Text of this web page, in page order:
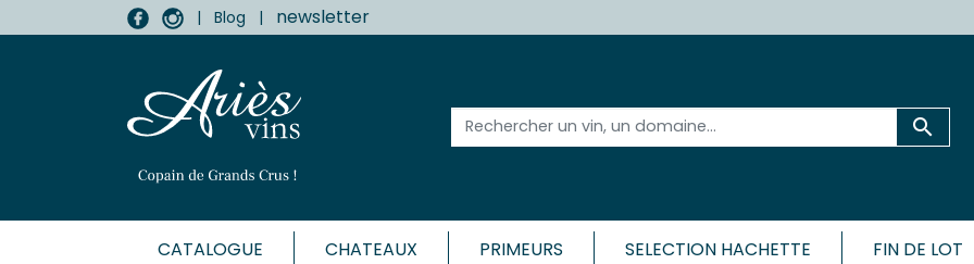
| Blog | newsletter

CATALOGUE CHATEAUX PRIMEURS SELECTION HACHETTE FIN DE LOT